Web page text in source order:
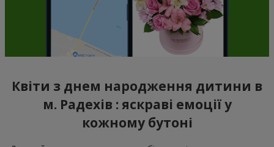
Квіти з днем народження дитини в
м. Радехів : яскраві емоції у
кожному бутоні